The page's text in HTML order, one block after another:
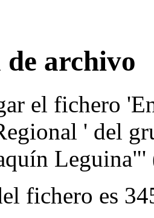
de archivo
el fichero
' del
Leguina"'
fichero es